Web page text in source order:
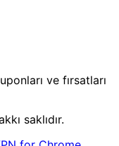
ve fırsatları
saklıdır.